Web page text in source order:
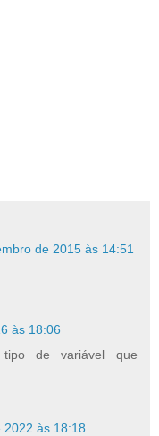
de 2015 às 14:51
às 18:06
de variável que
2022 às 18:18